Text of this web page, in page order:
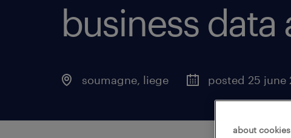
business data
soumagne, liege posted 25 june
about cookies